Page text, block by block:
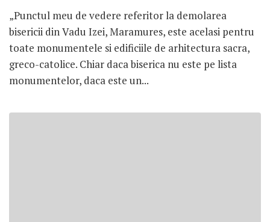
„Punctul meu de vedere referitor la demolarea
bisericii din Vadu Izei, Maramures, este acelasi pentru
toate monumentele si edificiile de arhitectura sacra,
greco-catolice. Chiar daca biserica nu este pe lista
monumentelor, daca este un...